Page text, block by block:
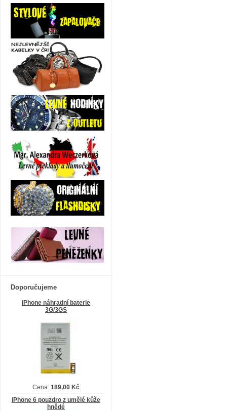
Doporučujeme
iPhone náhradní baterie
3G/3GS
Cena: 189,00 Kč
iPhone 6 pouzdro z umělé kůže
hnědé